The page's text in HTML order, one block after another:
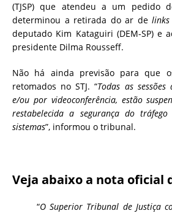
(TJSP) que atendeu a um pedido
determinou a retirada do ar de links
deputado Kim Kataguiri (DEM-SP) e
presidente Dilma Rousseff.
Não há ainda previsão para que
retomados no STJ. “Todas as
e/ou por videoconferência, estão
restabelecida a segurança do
sistemas”, informou o tribunal.
Veja abaixo a nota oficial
“O Superior Tribunal de Justiça